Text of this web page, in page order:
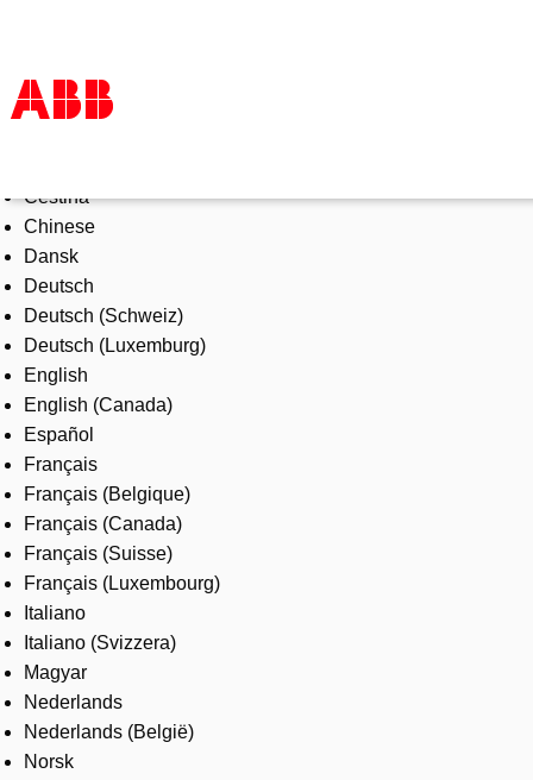
Products & Solutions
Industries
Services
About us
Where to buy
Contact us
Careers
Čeština
Chinese
Dansk
Deutsch
Deutsch (Schweiz)
Deutsch (Luxemburg)
English
English (Canada)
Español
Français
Français (Belgique)
Français (Canada)
Français (Suisse)
Français (Luxembourg)
Italiano
Italiano (Svizzera)
Magyar
Nederlands
Nederlands (België)
Norsk